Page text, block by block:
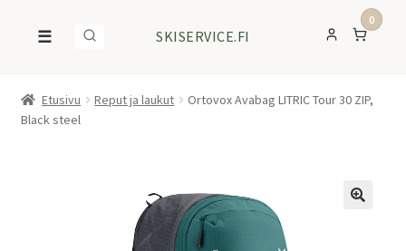
☰ SKISERVICE.FI
0
Etusivu Reput ja laukut
Ortovox Avabag LITRIC Tour 30 ZIP,
Black steel